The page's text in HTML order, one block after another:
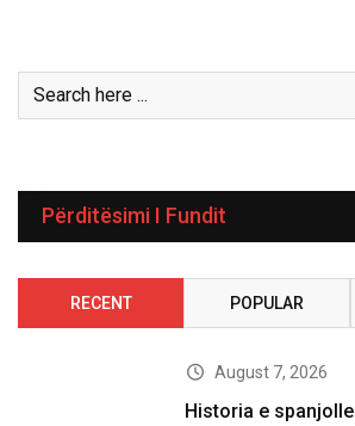
Përditësimi I Fundit
RECENT POPULAR
August 7, 2026
Historia e